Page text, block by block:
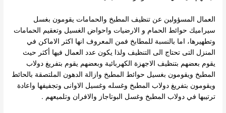
العمال المسؤولين عن تنظيف المطبخ والحمامات يقومون بغسل
سيراميك حوائط الحمام و الارضيات واحواض الغسيل وتعقيم الحمامات
وتطهيرها، اما بالنسبة للمطابخ فمن المعروف انها اكثر الاماكن في
المنزل التى تحتاج الى التنظيف ولذا يكون عدد العمال فيها أكثر حيث
يقوم بعضهم بتنظيف الاجهزة الكهربائية وبعضهم يقوم بتفريغ دولاب
المطبخ ويقومون بغسيل حوائط المطبخ وازالة الدهون الملتصقة بالحائط
ويقومون بتفريغ دولاب المطبخ وغسله وغسيل الاوانى وتجفيفها واعادة
ترتيبها في دولاب المطبخ وغسل البوتاجاز والافران وتلميعهم .